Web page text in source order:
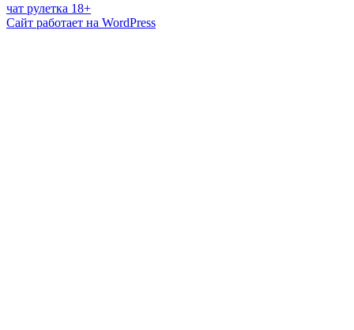
чат рулетка 18+
Сайт работает на WordPress